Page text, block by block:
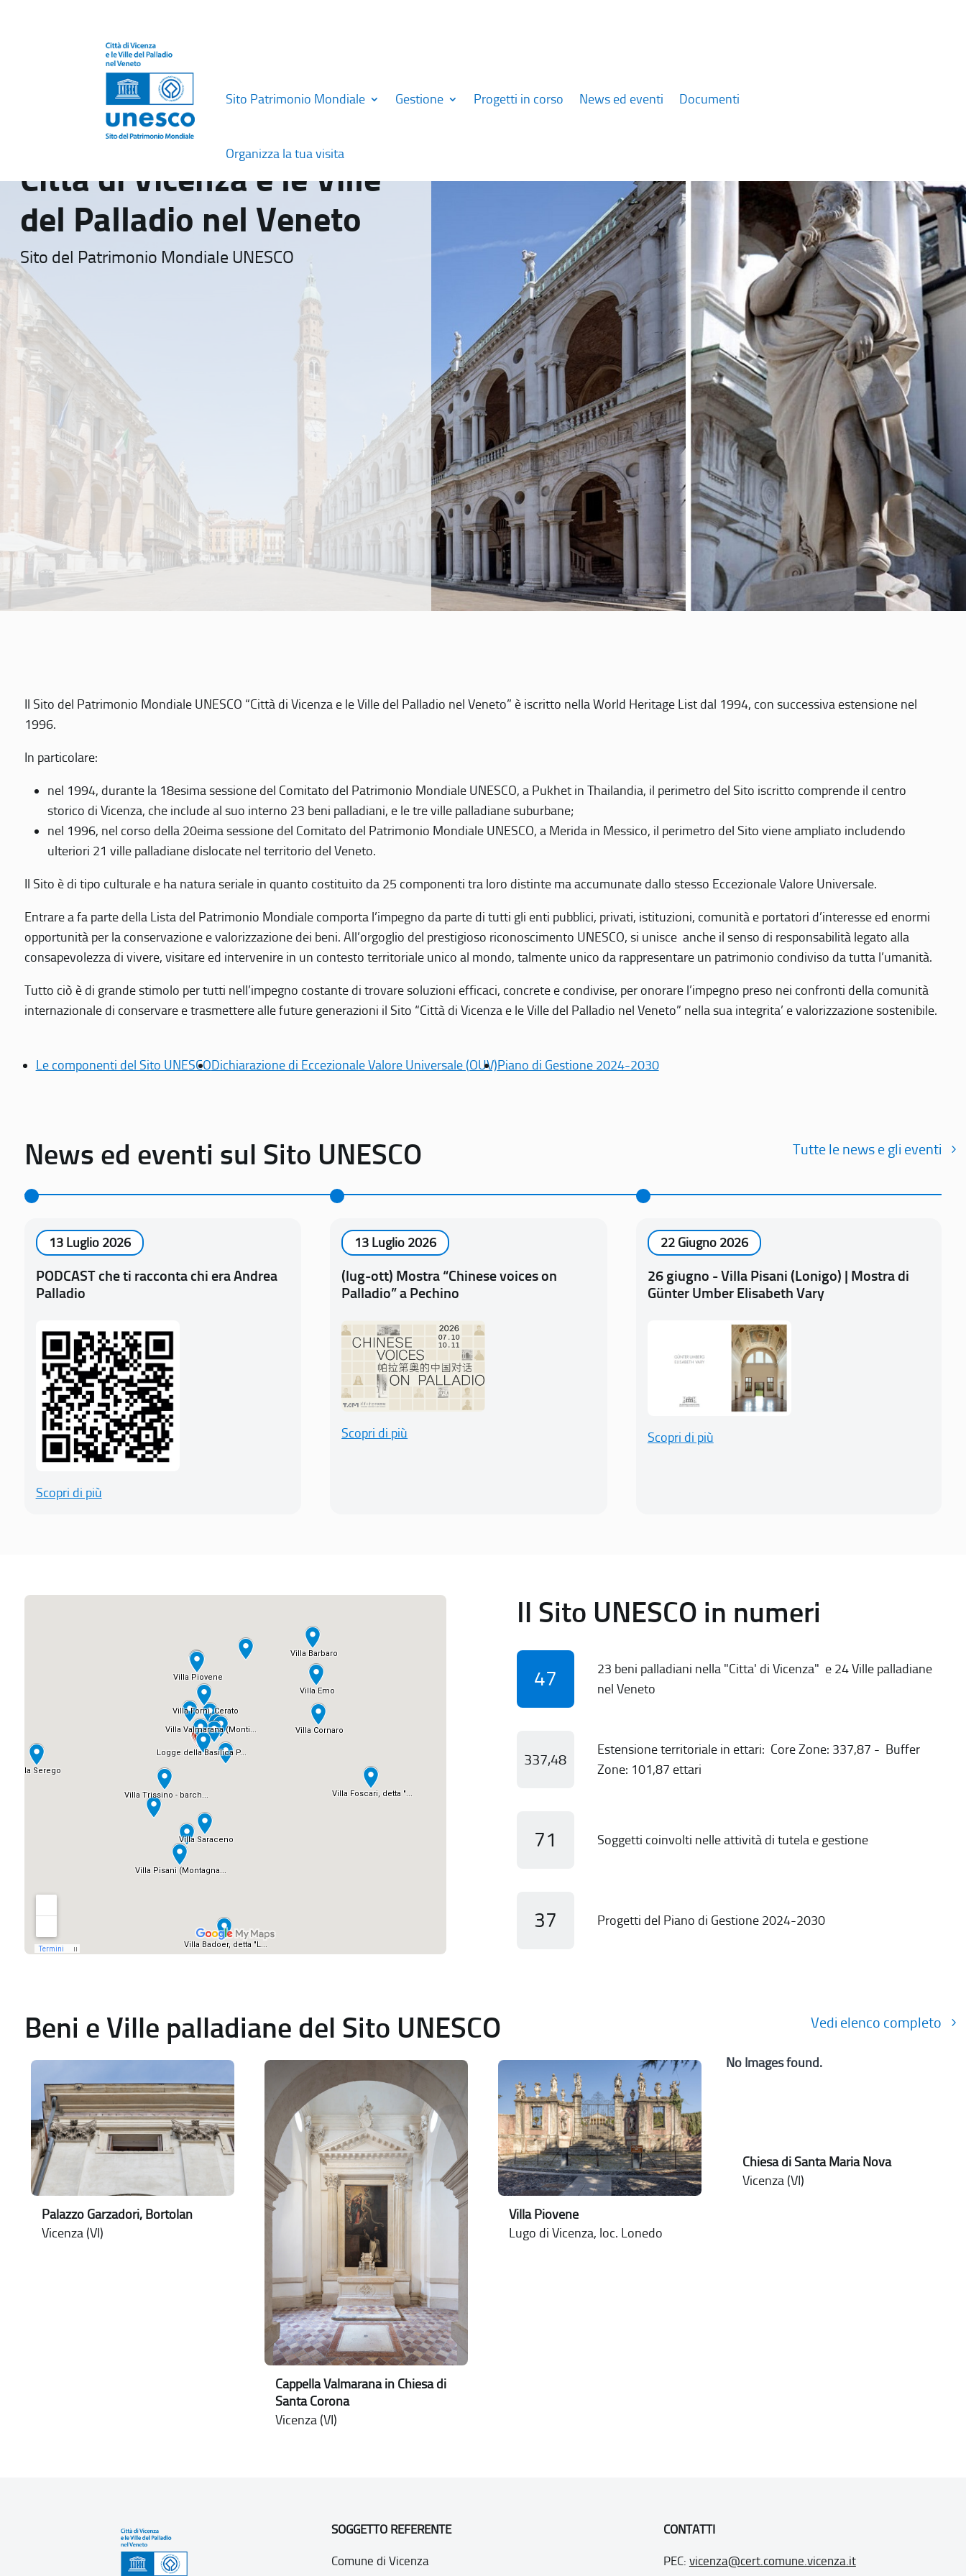
Sito Patrimonio Mondiale Gestione Progetti in corso News ed eventi Documenti
Organizza la tua visita
Città di Vicenza e le Ville
del Palladio nel Veneto
Sito del Patrimonio Mondiale UNESCO
Il Sito del Patrimonio Mondiale UNESCO “Città di Vicenza e le Ville del Palladio nel Veneto” è iscritto nella World Heritage List dal 1994, con successiva estensione nel
1996.
In particolare:
nel 1994, durante la 18esima sessione del Comitato del Patrimonio Mondiale UNESCO, a Pukhet in Thailandia, il perimetro del Sito iscritto comprende il centro
storico di Vicenza, che include al suo interno 23 beni palladiani, e le tre ville palladiane suburbane;
nel 1996, nel corso della 20eima sessione del Comitato del Patrimonio Mondiale UNESCO, a Merida in Messico, il perimetro del Sito viene ampliato includendo
ulteriori 21 ville palladiane dislocate nel territorio del Veneto.
Il Sito è di tipo culturale e ha natura seriale in quanto costituito da 25 componenti tra loro distinte ma accumunate dallo stesso Eccezionale Valore Universale.
Entrare a fa parte della Lista del Patrimonio Mondiale comporta l’impegno da parte di tutti gli enti pubblici, privati, istituzioni, comunità e portatori d’interesse ed enormi
opportunità per la conservazione e valorizzazione dei beni. All’orgoglio del prestigioso riconoscimento UNESCO, si unisce anche il senso di responsabilità legato alla
consapevolezza di vivere, visitare ed intervenire in un contesto territoriale unico al mondo, talmente unico da rappresentare un patrimonio condiviso da tutta l’umanità.
Tutto ciò è di grande stimolo per tutti nell’impegno costante di trovare soluzioni efficaci, concrete e condivise, per onorare l’impegno preso nei confronti della comunità
internazionale di conservare e trasmettere alle future generazioni il Sito “Città di Vicenza e le Ville del Palladio nel Veneto” nella sua integrita’ e valorizzazione sostenibile.
Le componenti del Sito UNESCODichiarazione di Eccezionale Valore Universale (OUV)Piano di Gestione 2024-2030
News ed eventi sul Sito UNESCO Tutte le news e gli eventi
13 Luglio 2026
PODCAST che ti racconta chi era Andrea
Palladio
Scopri di più
13 Luglio 2026
(lug-ott) Mostra “Chinese voices on
Palladio” a Pechino
Scopri di più
22 Giugno 2026
26 giugno - Villa Pisani (Lonigo) | Mostra di
Günter Umber Elisabeth Vary
Scopri di più
Il Sito UNESCO in numeri
47
23 beni palladiani nella "Citta' di Vicenza" e 24 Ville palladiane
nel Veneto
337,48
Estensione territoriale in ettari: Core Zone: 337,87 - Buffer
Zone: 101,87 ettari
71 Soggetti coinvolti nelle attività di tutela e gestione
37 Progetti del Piano di Gestione 2024-2030
Beni e Ville palladiane del Sito UNESCO Vedi elenco completo
Palazzo Garzadori, Bortolan
Vicenza (VI)
Cappella Valmarana in Chiesa di
Santa Corona
Vicenza (VI)
Villa Piovene
Lugo di Vicenza, loc. Lonedo
No Images found.
Chiesa di Santa Maria Nova
Vicenza (VI)
SOGGETTO REFERENTE
Comune di Vicenza
CONTATTI
PEC: vicenza@cert.comune.vicenza.it